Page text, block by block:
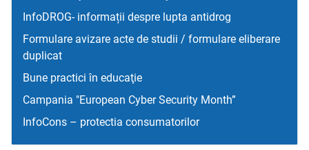
InfoDROG- informații despre lupta antidrog
Formulare avizare acte de studii / formulare eliberare
duplicat
Bune practici în educaţie
Campania "European Cyber Security Month”
InfoCons – protectia consumatorilor